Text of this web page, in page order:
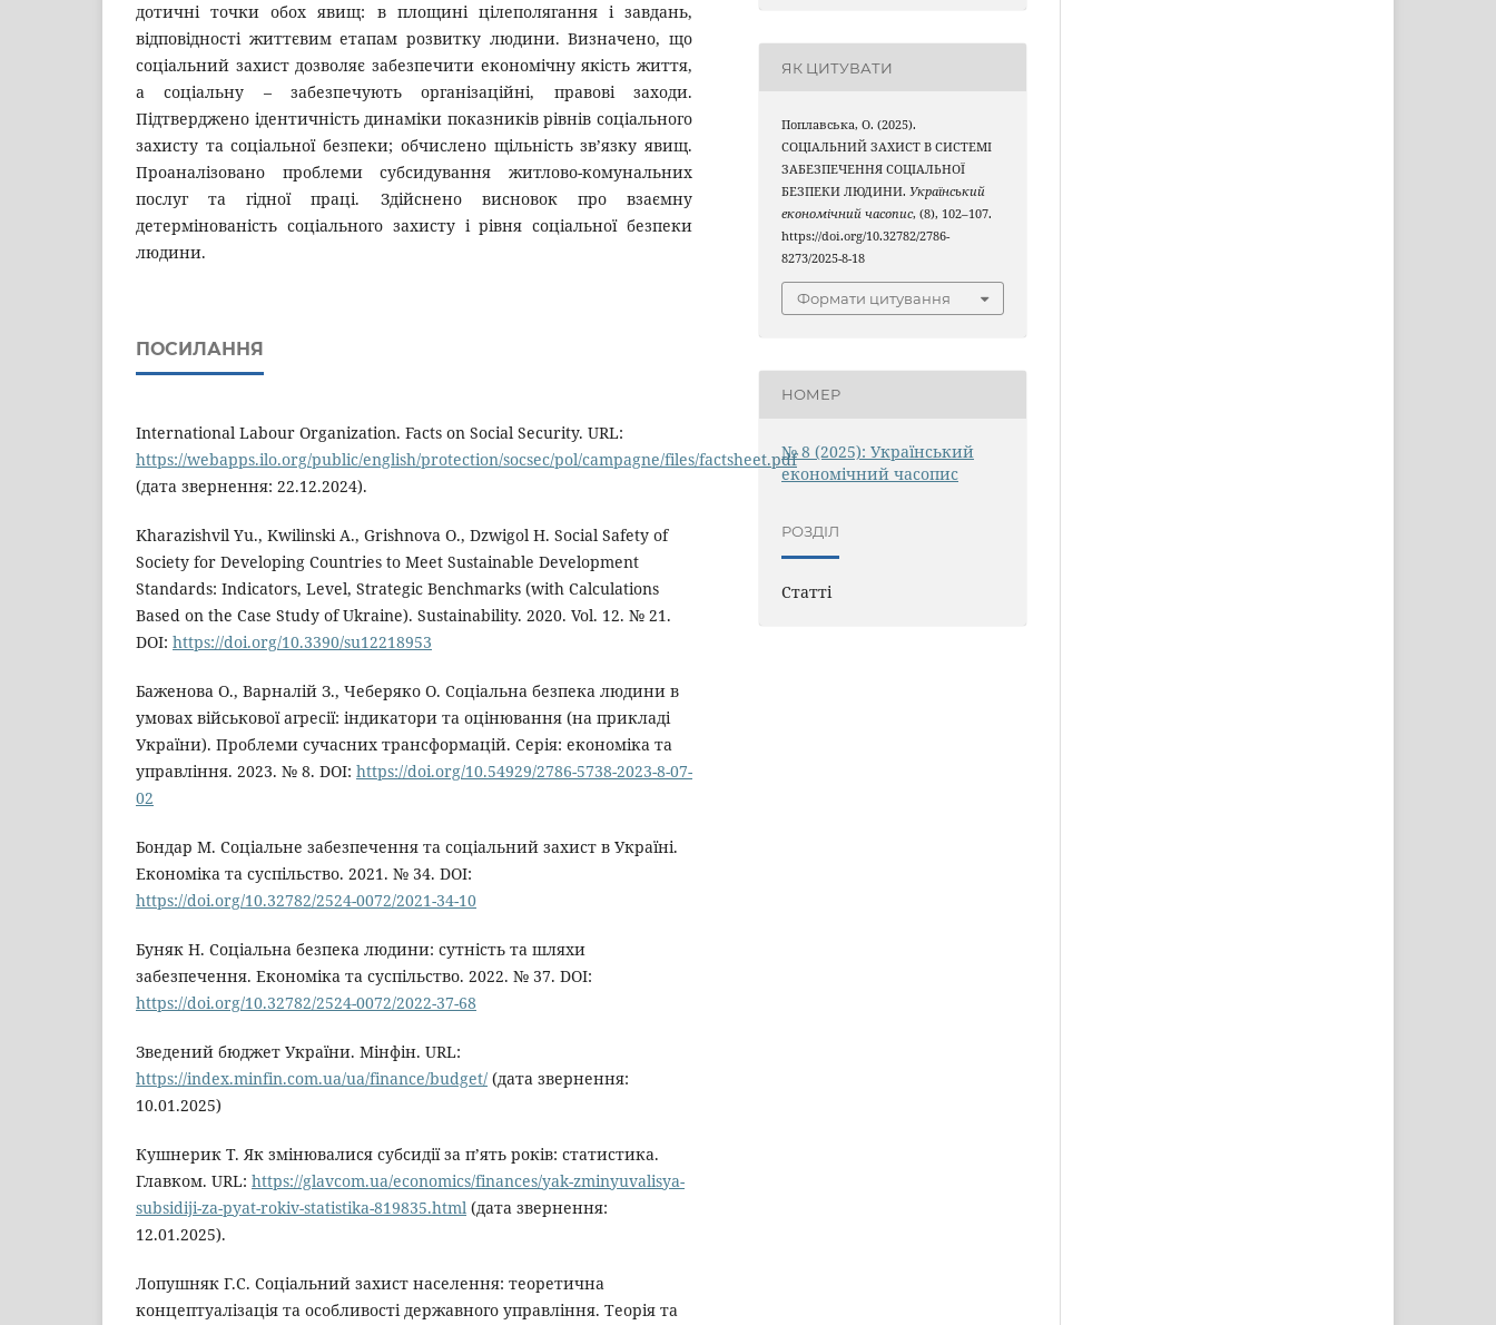
дотичні точки обох явищ: в площині цілеполягання і завдань,
відповідності життєвим етапам розвитку людини. Визначено, що
соціальний захист дозволяє забезпечити економічну якість життя,
а соціальну – забезпечують організаційні, правові заходи.
Підтверджено ідентичність динаміки показників рівнів соціального
захисту та соціальної безпеки; обчислено щільність зв’язку явищ.
Проаналізовано проблеми субсидування житлово-комунальних
послуг та гідної праці. Здійснено висновок про взаємну
детермінованість соціального захисту і рівня соціальної безпеки
людини.
ПОСИЛАННЯ
International Labour Organization. Facts on Social Security. URL:
https://webapps.ilo.org/public/english/protection/socsec/pol/campagne/files/factsheet.pdf
(дата звернення: 22.12.2024).
Kharazishvil Yu., Kwilinski A., Grishnova O., Dzwigol H. Social Safety of
Society for Developing Countries to Meet Sustainable Development
Standards: Indicators, Level, Strategic Benchmarks (with Calculations
Based on the Case Study of Ukraine). Sustainability. 2020. Vol. 12. № 21.
DOI: https://doi.org/10.3390/su12218953
Баженова О., Варналій З., Чеберяко О. Соціальна безпека людини в
умовах військової агресії: індикатори та оцінювання (на прикладі
України). Проблеми сучасних трансформацій. Серія: економіка та
управління. 2023. № 8. DOI: https://doi.org/10.54929/2786-5738-2023-8-07-
02
Бондар М. Соціальне забезпечення та соціальний захист в Україні.
Економіка та суспільство. 2021. № 34. DOI:
https://doi.org/10.32782/2524-0072/2021-34-10
Буняк Н. Соціальна безпека людини: сутність та шляхи
забезпечення. Економіка та суспільство. 2022. № 37. DOI:
https://doi.org/10.32782/2524-0072/2022-37-68
Зведений бюджет України. Мінфін. URL:
https://index.minfin.com.ua/ua/finance/budget/ (дата звернення:
10.01.2025)
Кушнерик Т. Як змінювалися субсидії за п’ять років: статистика.
Главком. URL: https://glavcom.ua/economics/finances/yak-zminyuvalisya-
subsidiji-za-pyat-rokiv-statistika-819835.html (дата звернення:
12.01.2025).
Лопушняк Г.С. Соціальний захист населення: теоретична
концептуалізація та особливості державного управління. Теорія та
ЯК ЦИТУВАТИ
Поплавська, О. (2025).
СОЦІАЛЬНИЙ ЗАХИСТ В СИСТЕМІ
ЗАБЕЗПЕЧЕННЯ СОЦІАЛЬНОЇ
БЕЗПЕКИ ЛЮДИНИ.Український
економічний часопис, (8), 102–107.
https://doi.org/10.32782/2786-
8273/2025-8-18
Формати цитування
НОМЕР
№ 8 (2025): Український
економічний часопис
РОЗДІЛ
Статті